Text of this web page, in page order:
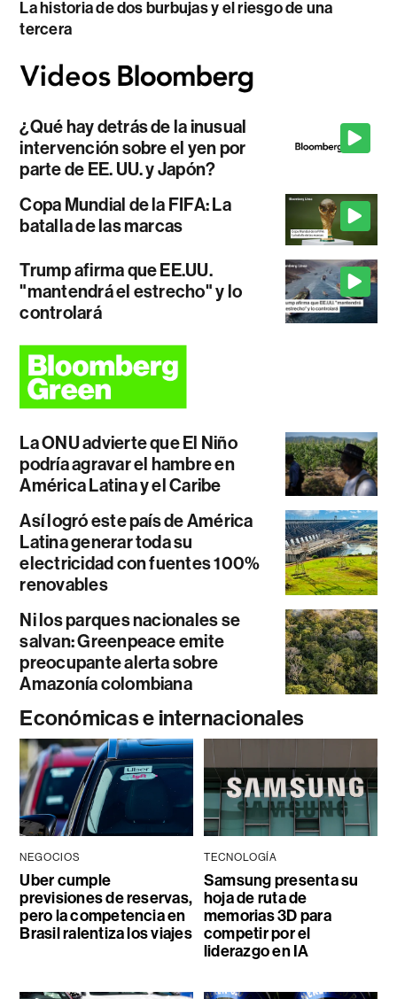
La historia de dos burbujas y el riesgo de una
tercera
¿Qué hay detrás de la inusual
intervención sobre el yen por
parte de EE. UU. y Japón?
Copa Mundial de la FIFA: La
batalla de las marcas
Trump afirma que EE.UU.
"mantendrá el estrecho" y lo
controlará
La ONU advierte que El Niño
podría agravar el hambre en
América Latina y el Caribe
Así logró este país de América
Latina generar toda su
electricidad con fuentes 100%
renovables
Ni los parques nacionales se
salvan: Greenpeace emite
preocupante alerta sobre
Amazonía colombiana
Económicas e internacionales
NEGOCIOS
Uber cumple
previsiones de reservas,
pero la competencia en
Brasil ralentiza los viajes
TECNOLOGÍA
Samsung presenta su
hoja de ruta de
memorias 3D para
competir por el
liderazgo en IA